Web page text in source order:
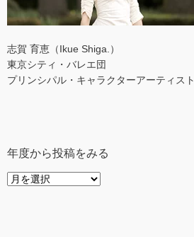
志賀 育恵（Ikue Shiga.）
東京シティ・バレエ団
プリンシパル・キャラクターアーティスト
年度から投稿をみる
年